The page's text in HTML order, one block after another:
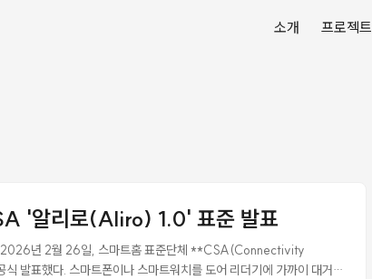
소개 프로젝트
'알리로(Aliro) 1.0' 표준 발표
년 2월 26일, 스마트홈 표준단체 **CSA(Connectivity
표했다. 스마트폰이나 스마트워치를 도어 리더기에 가까이 대거